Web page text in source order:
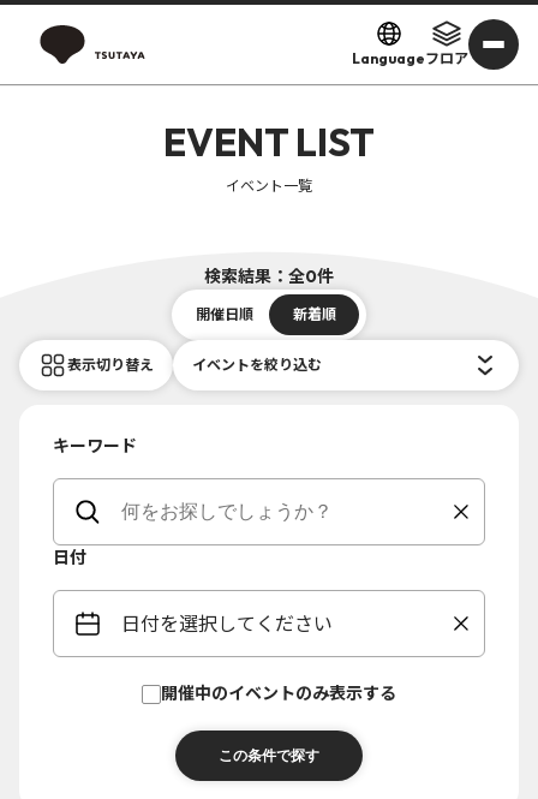
Languageフロア
EVENT LIST
イベント一覧
検索結果：全0件
開催日順 新着順
表示切り替え イベントを絞り込む
キーワード
日付
日付を選択してください
開催中のイベントのみ表示する